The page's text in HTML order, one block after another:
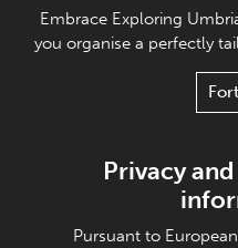
Embrace Exploring
you organise a perfectly
Privacy
Pursuant to